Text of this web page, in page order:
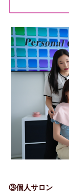
③個人サロン